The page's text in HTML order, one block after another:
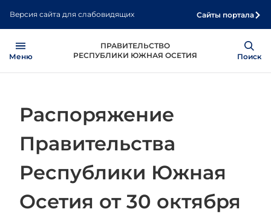
содержанию
Версия сайта для слабовидящих Сайты портала
ПРАВИТЕЛЬСТВО
РЕСПУБЛИКИ ЮЖНАЯ ОСЕТИЯ
Меню
Show
Поиск
Распоряжение
Правительства
Республики Южная
Осетия от 30 октября